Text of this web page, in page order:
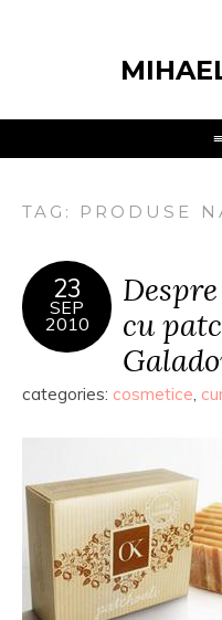
TAG: PRODUSE
23
SEP
2010
cu
categories: cosmetice,